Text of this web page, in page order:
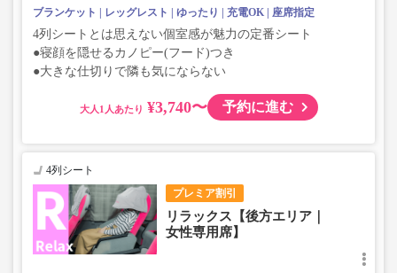
ブランケット レッグレスト ゆったり 充電OK 座席指定
4列シートとは思えない個室感が魅力の定番シート
●寝顔を隠せるカノピー(フード)つき
●大きな仕切りで隣も気にならない
大人 ¥3,740〜 予約に進む
プレミア割引
4列シート
リラックス【後方エリア｜
女性専用席】